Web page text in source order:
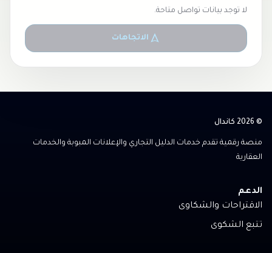
لا توجد بيانات تواصل متاحة.
الاتجاهات
© 2026 كاندال
منصة رقمية تقدم خدمات الدليل التجاري والإعلانات المبوبة والخدمات
العقارية
الدعم
الاقتراحات والشكاوى
تتبع الشكوى